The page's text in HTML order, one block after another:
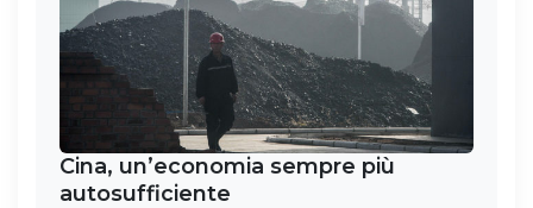
Cina, un’economia sempre più
autosufficiente